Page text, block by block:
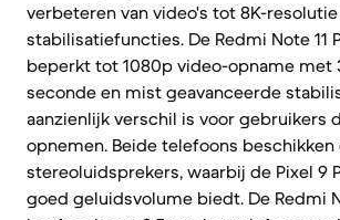
verbeteren van video's tot 8K-
stabilisatiefuncties. De Redmi Note 11
beperkt tot 1080p video-opname met
seconde en mist geavanceerde
aanzienlijk verschil is voor gebruikers
opnemen. Beide telefoons beschikken
stereoluidsprekers, waarbij de Pixel 9
goed geluidsvolume biedt. De Redmi